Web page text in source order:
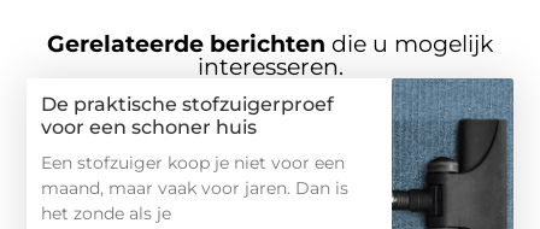
Gerelateerde berichten die u mogelijk
interesseren.
De praktische stofzuigerproef
voor een schoner huis
Een stofzuiger koop je niet voor een
maand, maar vaak voor jaren. Dan is
het zonde als je